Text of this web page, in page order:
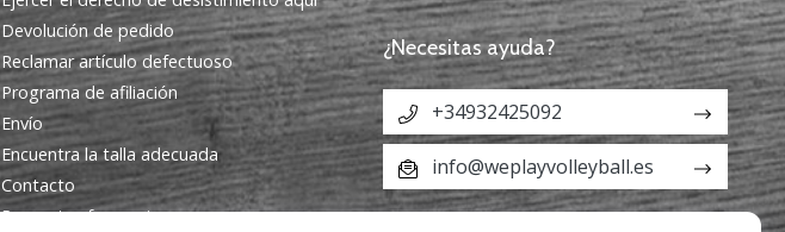
Devolución de pedido
Reclamar artículo defectuoso
Programa de afiliación
Envío
Encuentra la talla adecuada
Contacto
Preguntas frecuentes
¿Necesitas ayuda?
+34932425092
info@weplayvolleyball.es